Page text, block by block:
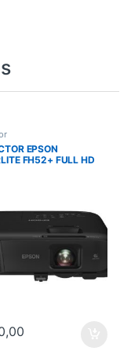
EPSON
FH52+ FULL HD